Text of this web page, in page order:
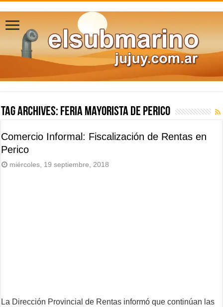
Tag Archives: Feria mayorista de Perico
Comercio Informal: Fiscalización de Rentas en
Perico
miércoles, 19 septiembre, 2018
La Dirección Provincial de Rentas informó que continúan las